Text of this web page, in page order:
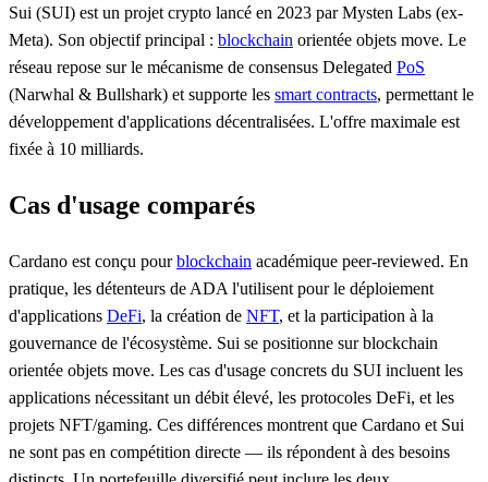
Sui (SUI) est un projet crypto lancé en 2023 par Mysten Labs (ex-
Meta). Son objectif principal : blockchain orientée objets move. Le
réseau repose sur le mécanisme de consensus Delegated PoS
(Narwhal & Bullshark) et supporte les smart contracts, permettant le
développement d'applications décentralisées. L'offre maximale est
fixée à 10 milliards.
Cas d'usage comparés
Cardano est conçu pourblockchain académique peer-reviewed. En
pratique, les détenteurs de ADA l'utilisent pour le déploiement
d'applications DeFi, la création de NFT, et la participation à la
gouvernance de l'écosystème. Sui se positionne sur blockchain
orientée objets move. Les cas d'usage concrets du SUI incluent les
applications nécessitant un débit élevé, les protocoles DeFi, et les
projets NFT/gaming. Ces différences montrent que Cardano et Sui
ne sont pas en compétition directe — ils répondent à des besoins